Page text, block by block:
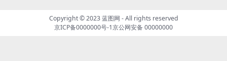
Copyright © 2023蓝图网 - All rights reserved
京ICP备0000000号-1京公网安备 00000000